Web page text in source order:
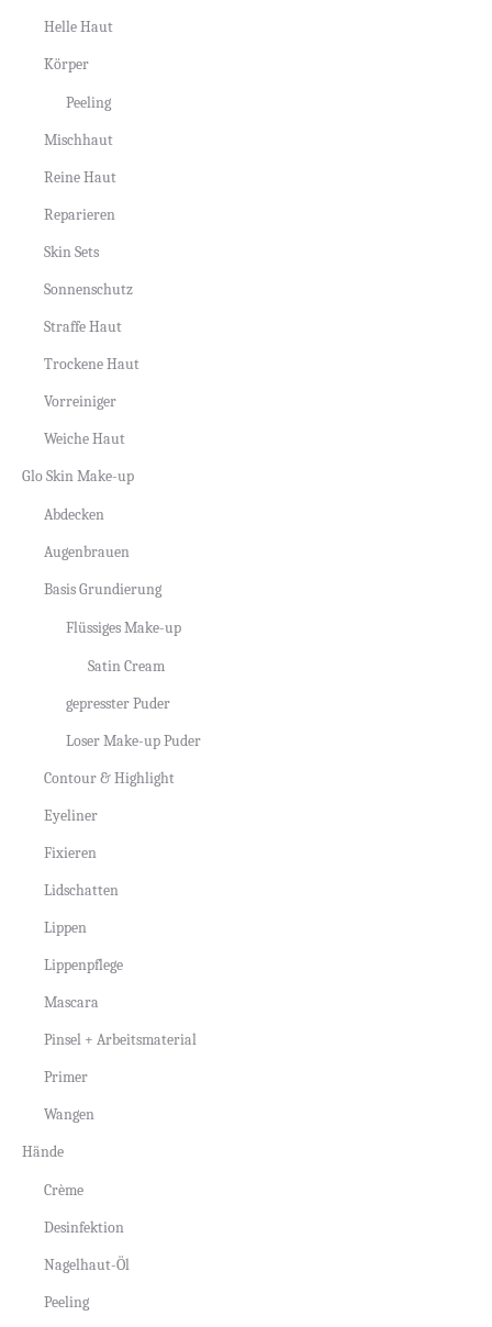
Helle Haut
Körper
Peeling
Mischhaut
Reine Haut
Reparieren
Skin Sets
Sonnenschutz
Straffe Haut
Trockene Haut
Vorreiniger
Weiche Haut
Glo Skin Make-up
Abdecken
Augenbrauen
Basis Grundierung
Flüssiges Make-up
Satin Cream
gepresster Puder
Loser Make-up Puder
Contour & Highlight
Eyeliner
Fixieren
Lidschatten
Lippen
Lippenpflege
Mascara
Pinsel + Arbeitsmaterial
Primer
Wangen
Hände
Crème
Desinfektion
Nagelhaut-Öl
Peeling